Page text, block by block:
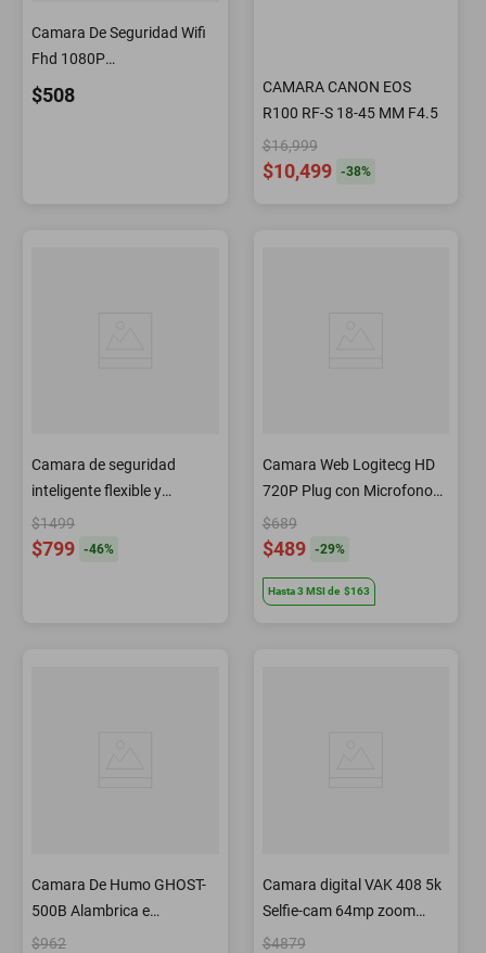
Camara De Seguridad Wifi
Fhd 1080P
Reacondicionado
$508
CAMARA CANON EOS
R100 RF-S 18-45 MM F4.5
$16,999
$10,499 -38%
Camara de seguridad
inteligente flexible y
tecnologia HD - Zeta -
Blanco
$1499
$799 -46%
Camara Web Logitecg HD
720P Plug con Microfono
Integrado
$689
$489 -29%
Hasta3 MSI de $163
Camara De Humo GHOST-
500B Alambrica e
Inalambrica C/leds
$962
Camara digital VAK 408 5k
Selfie-cam 64mp zoom
optico
$4879